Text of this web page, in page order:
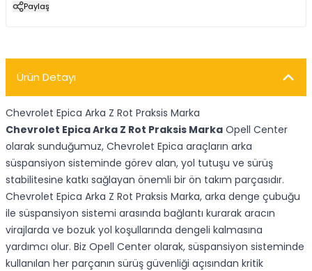
Paylaş
Ürün Detayı
Chevrolet Epica Arka Z Rot Praksis Marka
Chevrolet Epica Arka Z Rot Praksis Marka Opell Center
olarak sunduğumuz, Chevrolet Epica araçların arka
süspansiyon sisteminde görev alan, yol tutuşu ve sürüş
stabilitesine katkı sağlayan önemli bir ön takım parçasıdır.
Chevrolet Epica Arka Z Rot Praksis Marka, arka denge çubuğu
ile süspansiyon sistemi arasında bağlantı kurarak aracın
virajlarda ve bozuk yol koşullarında dengeli kalmasına
yardımcı olur. Biz Opell Center olarak, süspansiyon sisteminde
kullanılan her parçanın sürüş güvenliği açısından kritik